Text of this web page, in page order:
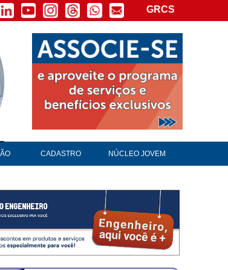
GRCS
CADASTRO NÚCLEO JOVEM